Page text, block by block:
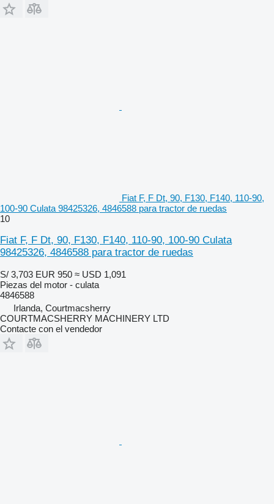
Fiat F, F Dt, 90, F130, F140, 110-90,
100-90 Culata 98425326, 4846588 para tractor de ruedas
10
Fiat F, F Dt, 90, F130, F140, 110-90, 100-90 Culata
98425326, 4846588 para tractor de ruedas
S/ 3,703 EUR 950 ≈ USD 1,091
Piezas del motor - culata
4846588
Irlanda, Courtmacsherry
COURTMACSHERRY MACHINERY LTD
Contacte con el vendedor